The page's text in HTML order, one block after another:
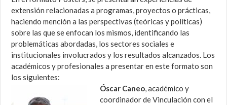
extensión relacionadas a programas, proyectos o prácticas,
haciendo mención a las perspectivas (teóricas y políticas)
sobre las que se enfocan los mismos, identificando las
problemáticas abordadas, los sectores sociales e
institucionales involucrados y los resultados alcanzados. Los
académicos y profesionales a presentar en este formato son
los siguientes:
Óscar Caneo, académico y
coordinador de Vinculación con el